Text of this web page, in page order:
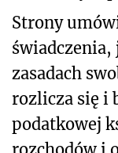
Strony
świadczenia,
zasadach
rozlicza się i
podatkowej